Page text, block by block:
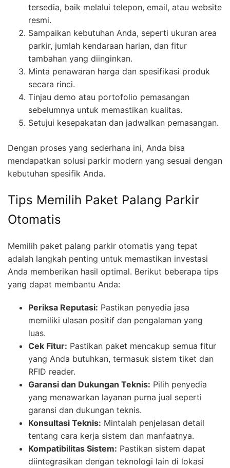
tersedia, baik melalui telepon, email, atau website
resmi.
Sampaikan kebutuhan Anda, seperti ukuran area
parkir, jumlah kendaraan harian, dan fitur
tambahan yang diinginkan.
Minta penawaran harga dan spesifikasi produk
secara rinci.
Tinjau demo atau portofolio pemasangan
sebelumnya untuk memastikan kualitas.
Setujui kesepakatan dan jadwalkan pemasangan.
Dengan proses yang sederhana ini, Anda bisa
mendapatkan solusi parkir modern yang sesuai dengan
kebutuhan spesifik Anda.
Tips Memilih Paket Palang Parkir
Otomatis
Memilih paket palang parkir otomatis yang tepat
adalah langkah penting untuk memastikan investasi
Anda memberikan hasil optimal. Berikut beberapa tips
yang dapat membantu Anda:
Periksa Reputasi: Pastikan penyedia jasa
memiliki ulasan positif dan pengalaman yang
luas.
Cek Fitur: Pastikan paket mencakup semua fitur
yang Anda butuhkan, termasuk sistem tiket dan
RFID reader.
Garansi dan Dukungan Teknis: Pilih penyedia
yang menawarkan layanan purna jual seperti
garansi dan dukungan teknis.
Konsultasi Teknis: Mintalah penjelasan detail
tentang cara kerja sistem dan manfaatnya.
Kompatibilitas Sistem: Pastikan sistem dapat
diintegrasikan dengan teknologi lain di lokasi